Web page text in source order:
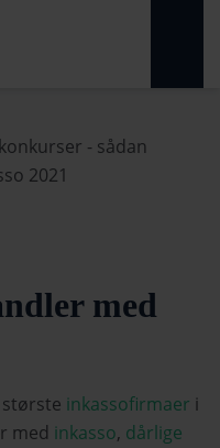
med
inkassofirmaer i
med inkasso, dårlige